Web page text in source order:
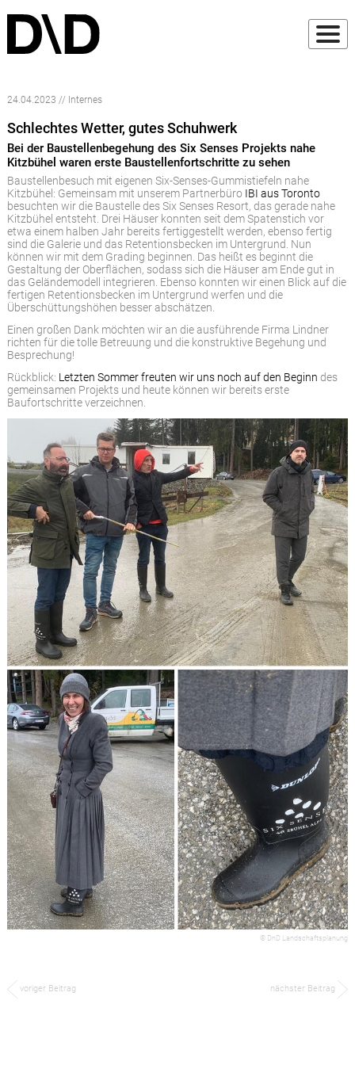
24.04.2023 // Internes
Schlechtes Wetter, gutes Schuhwerk
Bei der Baustellenbegehung des Six Senses Projekts nahe
Kitzbühel waren erste Baustellenfortschritte zu sehen
Baustellenbesuch mit eigenen Six-Senses-Gummistiefeln nahe
Kitzbühel: Gemeinsam mit unserem Partnerbüro IBI aus Toronto
besuchten wir die Baustelle des Six Senses Resort, das gerade nahe
Kitzbühel entsteht. Drei Häuser konnten seit dem Spatenstich vor
etwa einem halben Jahr bereits fertiggestellt werden, ebenso fertig
sind die Galerie und das Retentionsbecken im Untergrund. Nun
können wir mit dem Grading beginnen. Das heißt es beginnt die
Gestaltung der Oberflächen, sodass sich die Häuser am Ende gut in
das Geländemodell integrieren. Ebenso konnten wir einen Blick auf die
fertigen Retentionsbecken im Untergrund werfen und die
Überschüttungshöhen besser abschätzen.
Einen großen Dank möchten wir an die ausführende Firma Lindner
richten für die tolle Betreuung und die konstruktive Begehung und
Besprechung!
Rückblick: Letzten Sommer freuten wir uns noch auf den Beginn des
gemeinsamen Projekts und heute können wir bereits erste
Baufortschritte verzeichnen.
© DnD Landschaftsplanung
voriger Beitrag nächster Beitrag